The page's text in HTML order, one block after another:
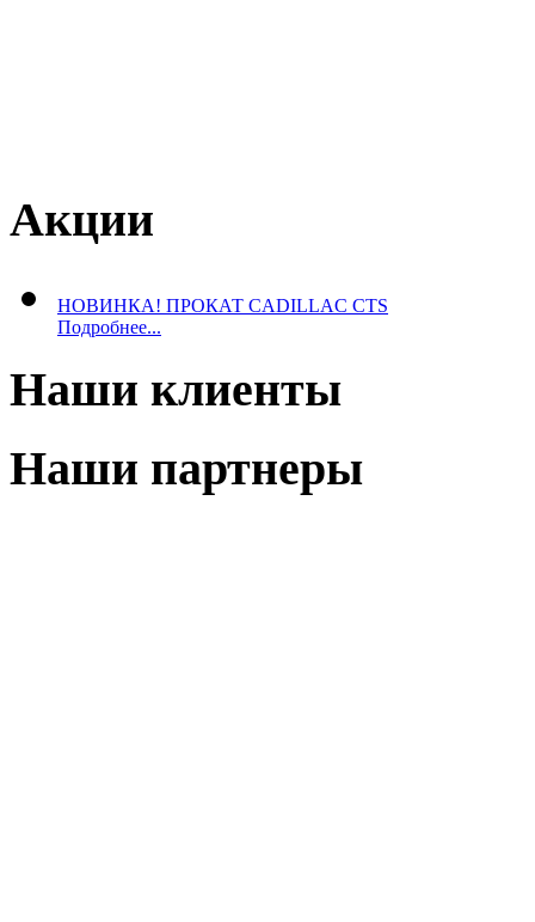
Акции
НОВИНКА! ПРОКАТ CADILLAC CTS
Подробнее...
Наши клиенты
Наши партнеры